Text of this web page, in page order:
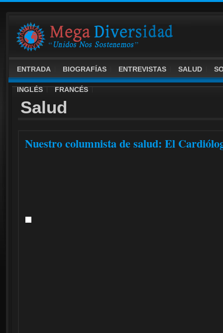
ENTRADA BIOGRAFÍAS ENTREVISTAS SALUD
INGLÉS FRANCÉS
Salud
Nuestro columnista de salud: El